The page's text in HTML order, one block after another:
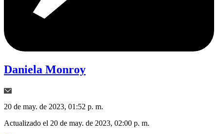
Daniela Monroy
20 de may. de 2023, 01:52 p. m.
Actualizado el 20 de may. de 2023, 02:00 p. m.